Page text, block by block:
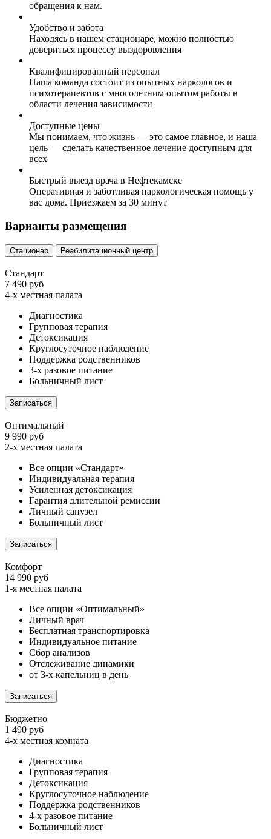
обращения к нам.
Удобство и забота
Находясь в нашем стационаре, можно полностью
довериться процессу выздоровления
Квалифицированный персонал
Наша команда состоит из опытных наркологов и
психотерапевтов с многолетним опытом работы в
области лечения зависимости
Доступные цены
Мы понимаем, что жизнь — это самое главное, и наша
цель — сделать качественное лечение доступным для
всех
Быстрый выезд врача в Нефтекамске
Оперативная и заботливая наркологическая помощь у
вас дома. Приезжаем за 30 минут
Варианты размещения
Стационар Реабилитационный центр
Стандарт
7 490 руб
4-х местная палата
Диагностика
Групповая терапия
Детоксикация
Круглосуточное наблюдение
Поддержка родственников
3-х разовое питание
Больничный лист
Записаться
Оптимальный
9 990 руб
2-х местная палата
Все опции «Стандарт»
Индивидуальная терапия
Усиленная детоксикация
Гарантия длительной ремиссии
Личный санузел
Больничный лист
Записаться
Комфорт
14 990 руб
1-я местная палата
Все опции «Оптимальный»
Личный врач
Бесплатная транспортировка
Индивидуальное питание
Сбор анализов
Отслеживание динамики
от 3-х капельниц в день
Записаться
Бюджетно
1 490 руб
4-х местная комната
Диагностика
Групповая терапия
Детоксикация
Круглосуточное наблюдение
Поддержка родственников
4-х разовое питание
Больничный лист